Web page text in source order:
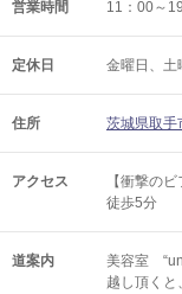
営業時間 11：00～
定休日 金曜日、土
住所 茨城県取手
アクセス
【衝撃の
徒歩5分
道案内
美容室
越し頂く